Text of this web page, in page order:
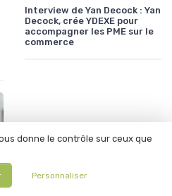
Interview de Yan Decock : Yan
Decock, crée YDEXE pour
accompagner les PME sur le
commerce
donne le contrôle sur ceux que
Personnaliser